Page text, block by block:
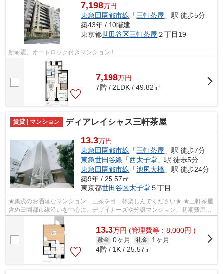
7,198万円
東急田園都市線 「三軒茶屋 」駅 徒歩5分
築43年 / 10階建
東京都世田谷区三軒茶屋 ２丁目19
新耐震、オートロック付きマンション！
7,198万円
7階 / 2LDK / 49.82㎡
賃貸 | マンション ディアレイシャス三軒茶屋
13.3万円
東急田園都市線 「三軒茶屋 」駅 徒歩7分
東急世田谷線 「西太子堂 」駅 徒歩5分
東急田園都市線 「池尻大橋 」駅 徒歩24分
築9年 / 25.57㎡
東京都世田谷区太子堂５丁目
★築浅のお洒落なマンション…三茶を目一杯楽しんでください★ ★三軒茶屋
含め田園都市線沿いを中心に、デザイナーズや分譲マンション、初期費用を
抑えた部屋探しはぜひ当社にお任せくださ...
13.3万円 (管理費等：8,000円 )
敷金 0ヶ月 礼金
1ヶ月
4階 / 1K / 25.57㎡